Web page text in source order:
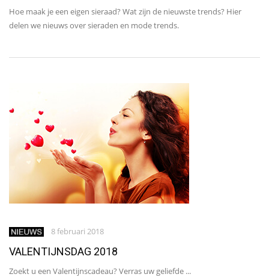
Hoe maak je een eigen sieraad? Wat zijn de nieuwste trends? Hier
delen we nieuws over sieraden en mode trends.
8 februari 2018
VALENTIJNSDAG 2018
Zoekt u een Valentijnscadeau? Verras uw geliefde ...